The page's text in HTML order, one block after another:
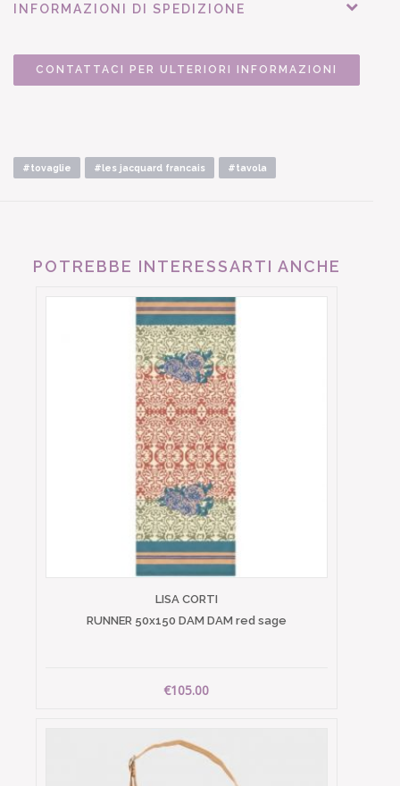
INFORMAZIONI DI SPEDIZIONE
CONTATTACI PER ULTERIORI INFORMAZIONI
#tovaglie #les jacquard francais #tavola
POTREBBE INTERESSARTI ANCHE
LISA CORTI
RUNNER 50x150 DAM DAM red sage
€105.00